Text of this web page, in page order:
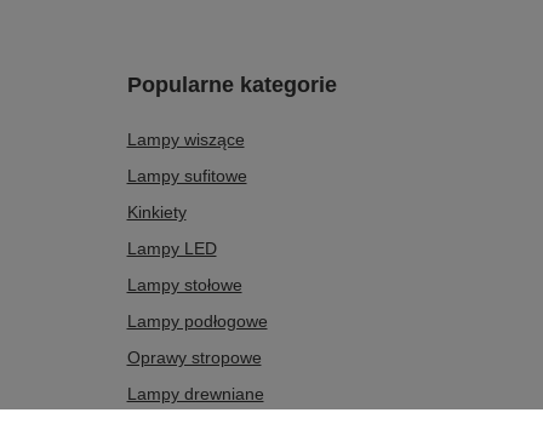
Popularne kategorie
Lampy wiszące
Lampy sufitowe
Kinkiety
Lampy LED
Lampy stołowe
Lampy podłogowe
Oprawy stropowe
Lampy drewniane